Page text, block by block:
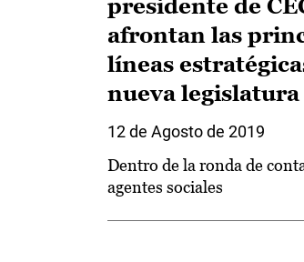
presidente de
afrontan las
líneas
nueva legislatura
12 de Agosto de 2019
Dentro de la ronda de
agentes sociales